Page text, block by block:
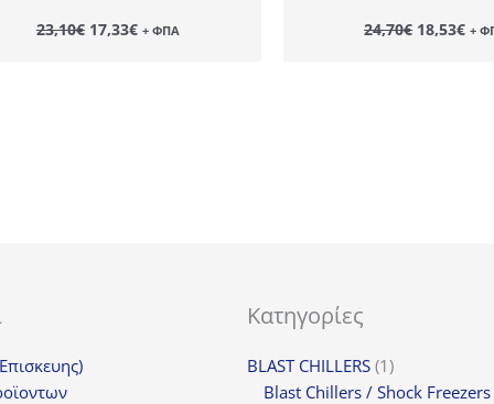
23,10€ Original
price
17,33€Η
τρέχουσα
+ ΦΠΑ 24,70€ Original
price
18,53€Η+
Κατηγορίες
BLAST CHILLERS 11
προϊόν
Blast Chillers / Shock Freezers